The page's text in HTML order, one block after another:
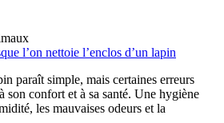
l’on nettoie l’enclos d’un lapin
paraît simple, mais certaines erreurs
son confort et à sa santé. Une hygiène
les mauvaises odeurs et la